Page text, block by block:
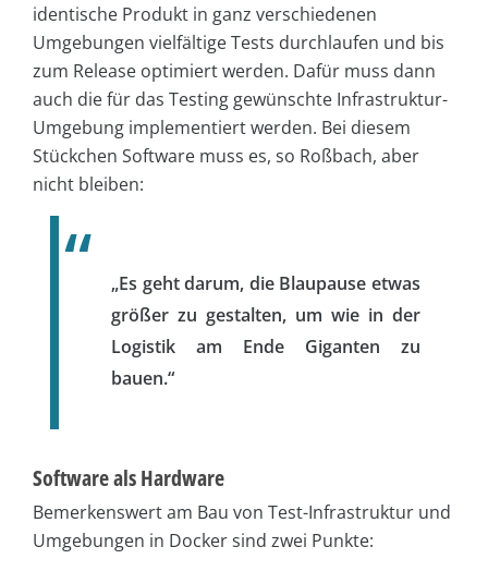
identische Produkt in ganz verschiedenen
Umgebungen vielfältige Tests durchlaufen und bis
zum Release optimiert werden. Dafür muss dann
auch die für das Testing gewünschte Infrastruktur-
Umgebung implementiert werden. Bei diesem
Stückchen Software muss es, so Roßbach, aber
nicht bleiben:
„Es geht darum, die Blaupause etwas
größer zu gestalten, um wie in der
Logistik am Ende Giganten zu
bauen.“
Software als Hardware
Bemerkenswert am Bau von Test-Infrastruktur und
Umgebungen in Docker sind zwei Punkte: